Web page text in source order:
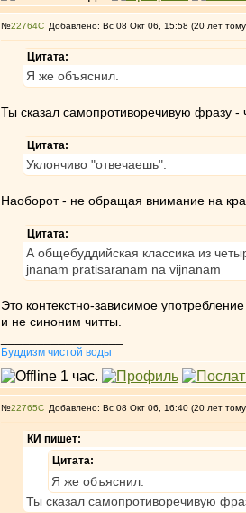
№22764 Добавлено: Вс 08 Окт 06, 15:58 (20 лет
Цитата:
Я же объяснил.
Ты сказал самопротиворечивую фразу
Цитата:
Уклончиво "отвечаешь".
Наоборот - не обращая внимание на
Цитата:
А общебуддийская классика из
jnanam pratisaranam na vijnanam
Это контекстно-зависимое
и не синоним читты.
Буддизм чистой воды
№22765 Добавлено: Вс 08 Окт 06, 16:40 (20 лет
КИ пишет:
Цитата:
Я же объяснил.
Ты сказал самопротиворечивую